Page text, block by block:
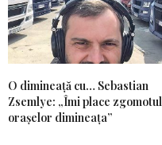
O dimineață cu… Sebastian
Zsemlye: „Îmi place zgomotul
orașelor dimineața”